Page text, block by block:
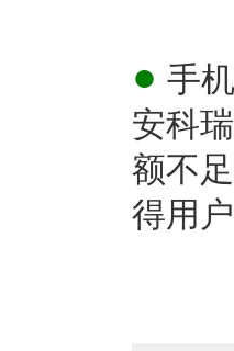
● 手
安科
额不
得用